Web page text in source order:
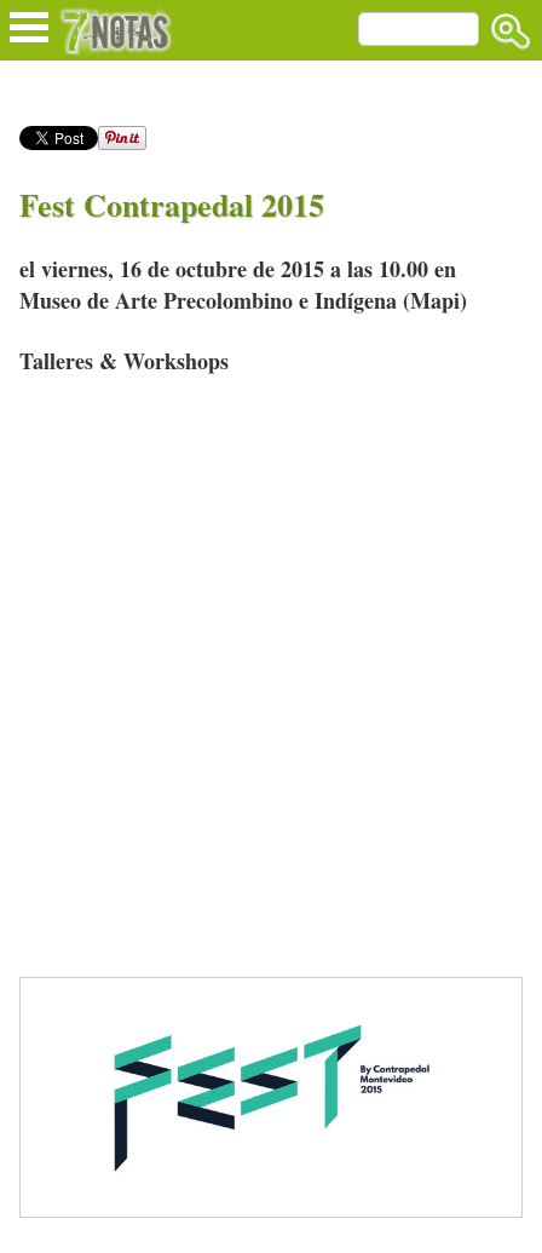
Fest Contrapedal 2015
el viernes, 16 de octubre de 2015 a las 10.00 en
Museo de Arte Precolombino e Indígena (Mapi)
Talleres & Workshops